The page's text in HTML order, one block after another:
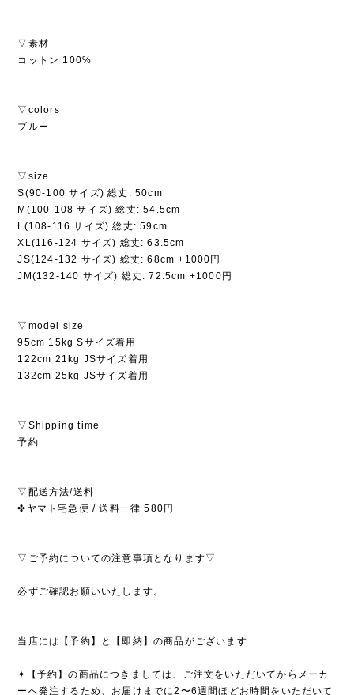
▽素材
コットン 100%
▽colors
ブルー
▽size
S(90-100 サイズ) 総丈: 50cm
M(100-108 サイズ) 総丈: 54.5cm
L(108-116 サイズ) 総丈: 59cm
XL(116-124 サイズ) 総丈: 63.5cm
JS(124-132 サイズ) 総丈: 68cm +1000円
JM(132-140 サイズ) 総丈: 72.5cm +1000円
▽model size
95cm 15kg Sサイズ着用
122cm 21kg JSサイズ着用
132cm 25kg JSサイズ着用
▽Shipping time
予約
▽配送方法/送料
✤ヤマト宅急便 / 送料一律 580円
▽ご予約についての注意事項となります▽
必ずご確認お願いいたします。
当店には【予約】と【即納】の商品がございます
✦【予約】の商品につきましては、ご注文をいただいてからメーカ
ーへ発注するため、お届けまでに2〜6週間ほどお時間をいただいて